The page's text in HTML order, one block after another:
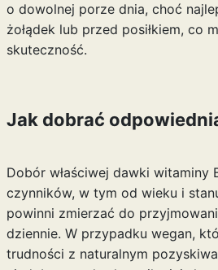
o dowolnej porze dnia, choć
żołądek lub przed posiłkiem, co
skuteczność.
Jak dobrać
Dobór właściwej dawki witaminy
czynników, w tym od wieku i
powinni zmierzać do
dziennie. W przypadku wegan,
trudności z naturalnym